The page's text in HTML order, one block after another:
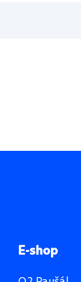
E-shop